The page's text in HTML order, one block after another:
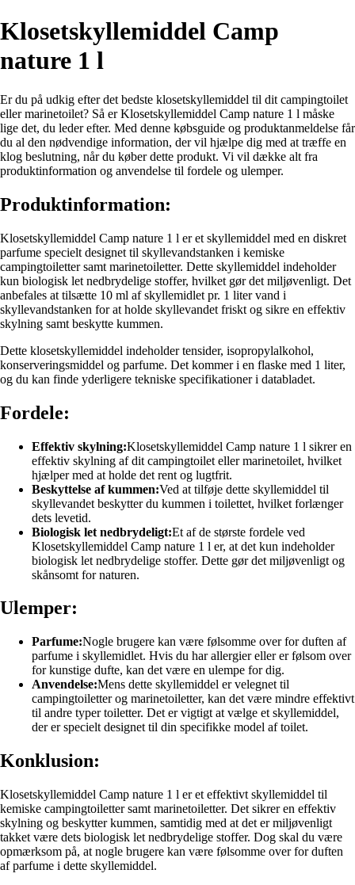
Klosetskyllemiddel Camp
nature 1 l
Er du på udkig efter det bedste klosetskyllemiddel til dit campingtoilet
eller marinetoilet? Så er Klosetskyllemiddel Camp nature 1 l måske
lige det, du leder efter. Med denne købsguide og produktanmeldelse får
du al den nødvendige information, der vil hjælpe dig med at træffe en
klog beslutning, når du køber dette produkt. Vi vil dække alt fra
produktinformation og anvendelse til fordele og ulemper.
Produktinformation:
Klosetskyllemiddel Camp nature 1 l er et skyllemiddel med en diskret
parfume specielt designet til skyllevandstanken i kemiske
campingtoiletter samt marinetoiletter. Dette skyllemiddel indeholder
kun biologisk let nedbrydelige stoffer, hvilket gør det miljøvenligt. Det
anbefales at tilsætte 10 ml af skyllemidlet pr. 1 liter vand i
skyllevandstanken for at holde skyllevandet friskt og sikre en effektiv
skylning samt beskytte kummen.
Dette klosetskyllemiddel indeholder tensider, isopropylalkohol,
konserveringsmiddel og parfume. Det kommer i en flaske med 1 liter,
og du kan finde yderligere tekniske specifikationer i databladet.
Fordele:
Effektiv skylning:Klosetskyllemiddel Camp nature 1 l sikrer en
effektiv skylning af dit campingtoilet eller marinetoilet, hvilket
hjælper med at holde det rent og lugtfrit.
Beskyttelse af kummen:Ved at tilføje dette skyllemiddel til
skyllevandet beskytter du kummen i toilettet, hvilket forlænger
dets levetid.
Biologisk let nedbrydeligt:Et af de største fordele ved
Klosetskyllemiddel Camp nature 1 l er, at det kun indeholder
biologisk let nedbrydelige stoffer. Dette gør det miljøvenligt og
skånsomt for naturen.
Ulemper:
Parfume:Nogle brugere kan være følsomme over for duften af
parfume i skyllemidlet. Hvis du har allergier eller er følsom over
for kunstige dufte, kan det være en ulempe for dig.
Anvendelse:Mens dette skyllemiddel er velegnet til
campingtoiletter og marinetoiletter, kan det være mindre effektivt
til andre typer toiletter. Det er vigtigt at vælge et skyllemiddel,
der er specielt designet til din specifikke model af toilet.
Konklusion:
Klosetskyllemiddel Camp nature 1 l er et effektivt skyllemiddel til
kemiske campingtoiletter samt marinetoiletter. Det sikrer en effektiv
skylning og beskytter kummen, samtidig med at det er miljøvenligt
takket være dets biologisk let nedbrydelige stoffer. Dog skal du være
opmærksom på, at nogle brugere kan være følsomme over for duften
af parfume i dette skyllemiddel.